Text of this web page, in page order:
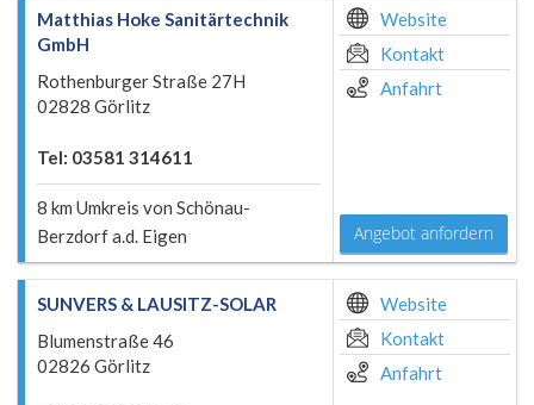
Matthias Hoke Sanitärtechnik
GmbH
Rothenburger Straße 27H
02828 Görlitz
Tel: 03581 314611
8 km Umkreis von Schönau-
Berzdorf a.d. Eigen
Website
Kontakt
Anfahrt
Angebot anfordern
SUNVERS & LAUSITZ-SOLAR
Blumenstraße 46
02826 Görlitz
Website
Kontakt
Anfahrt